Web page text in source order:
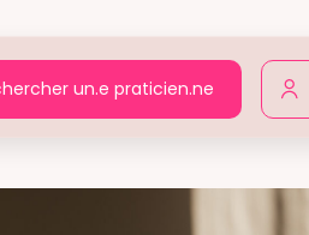
un.e praticien.ne